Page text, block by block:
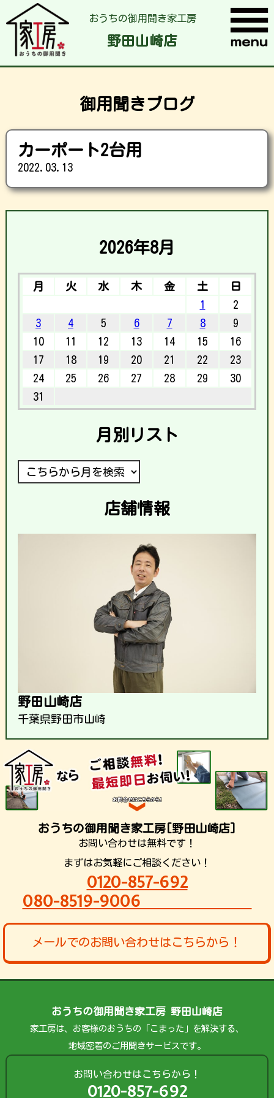
おうちの御用聞き家工房
野田山崎店
御用聞きブログ
カーポート2台用
2022.03.13
2026年8月
月 火 水 木 金 土
日
1
2
3
4 5 6 7 8
9
10
11 12 13 14 15
16
17
18 19 20 21 22
23
24
25 26 27 28 29
30
31
月別リスト
店舗情報
野田山崎店
千葉県野田市山崎
おうちの御用聞き家工房[野田山崎店]
お問い合わせは無料です！
まずはお気軽にご相談ください！
0120-857-692
080-8519-9006
メールでのお問い合わせはこちらから！
おうちの御用聞き家工房 野田山崎店
家工房は、お客様のおうちの「こまった」を解決する、
地域密着のご用聞きサービスです。
お問い合わせはこちらから！
0120-857-692